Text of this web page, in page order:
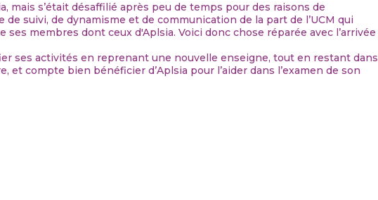
mais s’était désaffilié après peu de temps pour des raisons de
de suivi, de dynamisme et de communication de la part de l’UCM qui
membres dont ceux d'Aplsia. Voici donc chose réparée avec l’arrivée
ses activités en reprenant une nouvelle enseigne, tout en restant dans
et compte bien bénéficier d’Aplsia pour l’aider dans l’examen de son